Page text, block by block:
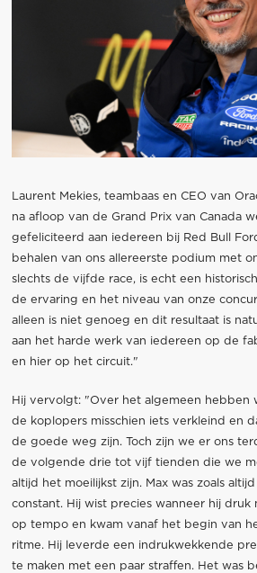
Laurent Mekies, teambaas en CEO van
na afloop van de Grand Prix van Canada
gefeliciteerd aan iedereen bij Red Bull
behalen van ons allereerste podium met
slechts de vijfde race, is echt een
de ervaring en het niveau van onze
alleen is niet genoeg en dit resultaat is
aan het harde werk van iedereen op de
en hier op het circuit."
Hij vervolgt: "Over het algemeen hebben
de koplopers misschien iets verkleind en
de goede weg zijn. Toch zijn we er ons
de volgende drie tot vijf tienden die we
altijd het moeilijkst zijn. Max was zoals
constant. Hij wist precies wanneer hij druk
op tempo en kwam vanaf het begin van
ritme. Hij leverde een indrukwekkende
te maken met een paar straffen. Het was